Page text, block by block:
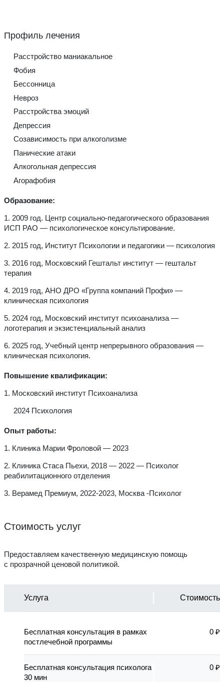
Расстройство маниакальное
Фобия
Бессонница
Невроз
Расстройства эмоций
Депрессия
Созависимость при алкоголизме
Панические атаки
Алкогольная депрессия
Агорафобия
Образование:
1. 2009 год. Центр социально-педагогического образования
ИСП РАО — психологическое консультирование.
2. 2015 год, Институт Психологии и педагогики — психология
3. 2016 год, Московский Гештальт институт — гештальт
терапия
4. 2019 год, АНО ДРО «Группа компаний Профи» —
клиническая психология
5. 2024 год, Московский институт психоанализа —
логотерапия и экзистенциальный анализ
6. 2025 год, Учебный центр непрерывного образования —
клиническая психология.
Повышение квалификации:
1. Московский институт Психоанализа
2024 Психология
Опыт работы:
1. Клиника Марии Фроловой — 2023
2. Клиника Стаса Пьехи, 2018 — 2022 — Психолог
реабилитационного отделения
3. Верамед Премиум, 2022-2023, Москва -Психолог
Стоимость услуг
Предоставляем качественную медицинскую помощь
с прозрачной ценовой политикой.
Услуга Стоимость
Бесплатная консультация в рамках
постлечебной программы
0 ₽
Бесплатная консультация психолога
30 мин
0 ₽